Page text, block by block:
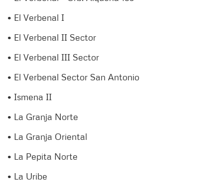
• El Verbenal I
• El Verbenal II Sector
• El Verbenal III Sector
• El Verbenal Sector San Antonio
• Ismena II
• La Granja Norte
• La Granja Oriental
• La Pepita Norte
• La Uribe